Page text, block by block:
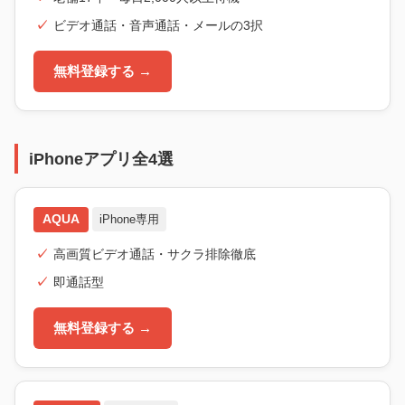
ビデオ通話・音声通話・メールの3択
無料登録する →
iPhoneアプリ全4選
AQUA iPhone専用
高画質ビデオ通話・サクラ排除徹底
即通話型
無料登録する →